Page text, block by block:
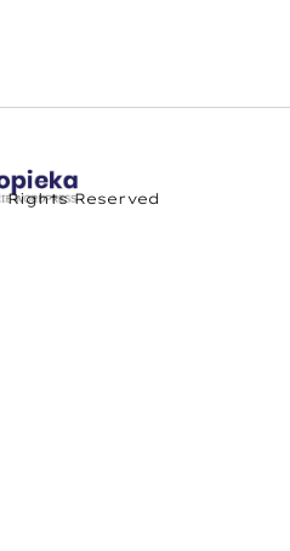
Reserved